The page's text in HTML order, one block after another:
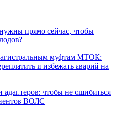
прямо сейчас, чтобы
муфтам МТОК:
и избежать аварий на
чтобы не ошибиться
ВОЛС